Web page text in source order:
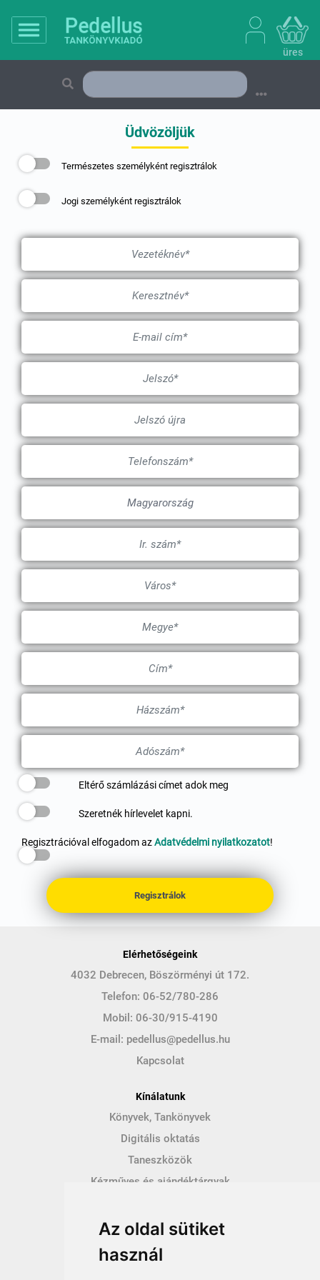
Az oldal sütiket
használ
üres
Üdvözöljük
Természetes személyként regisztrálok
Jogi személyként regisztrálok
Eltérő számlázási címet adok meg
Szeretnék hírlevelet kapni.
Regisztrációval elfogadom azAdatvédelmi nyilatkozatot!
Regisztrálok
Elérhetőségeink
4032 Debrecen, Böszörményi út 172.
Telefon: 06-52/780-286
Mobil: 06-30/915-4190
E-mail: pedellus@pedellus.hu
Kapcsolat
Kínálatunk
Könyvek, Tankönyvek
Digitális oktatás
Taneszközök
Kézműves és ajándéktárgyak
Így vásárolhatsz
Vásárlás menete